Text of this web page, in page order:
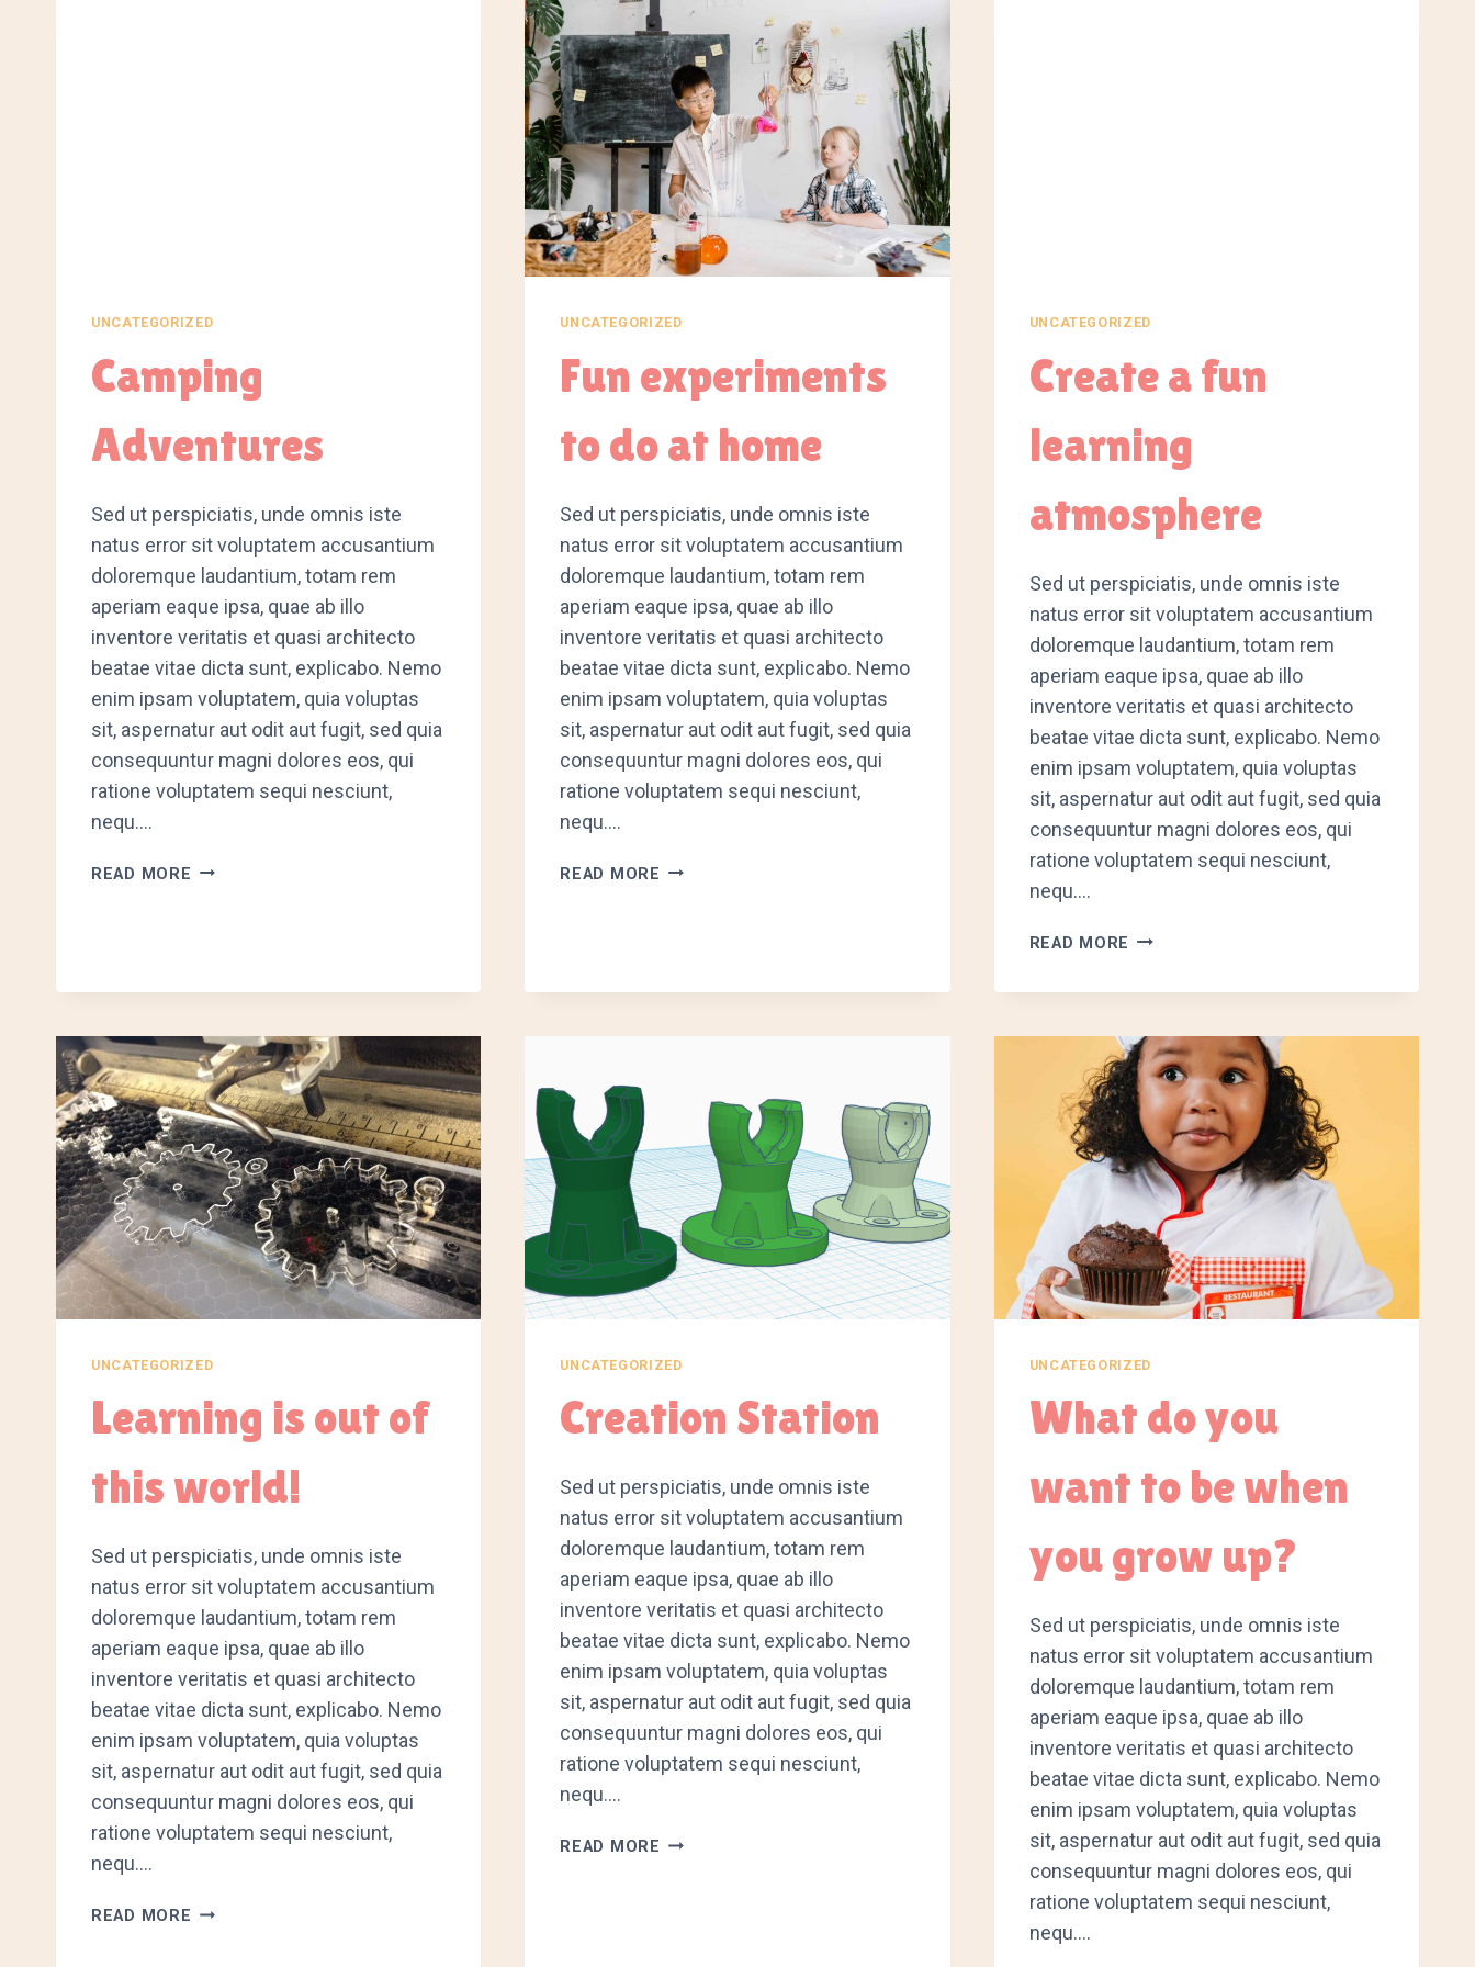
UNCATEGORIZED
Camping
Adventures
Sed ut perspiciatis, unde omnis iste
natus error sit voluptatem accusantium
doloremque laudantium, totam rem
aperiam eaque ipsa, quae ab illo
inventore veritatis et quasi architecto
beatae vitae dicta sunt, explicabo. Nemo
enim ipsam voluptatem, quia voluptas
sit, aspernatur aut odit aut fugit, sed quia
consequuntur magni dolores eos, qui
ratione voluptatem sequi nesciunt,
nequ….
READ MORE CAMPING
UNCATEGORIZED
Fun experiments
to do at home
Sed ut perspiciatis, unde omnis iste
natus error sit voluptatem accusantium
doloremque laudantium, totam rem
aperiam eaque ipsa, quae ab illo
inventore veritatis et quasi architecto
beatae vitae dicta sunt, explicabo. Nemo
enim ipsam voluptatem, quia voluptas
sit, aspernatur aut odit aut fugit, sed quia
consequuntur magni dolores eos, qui
ratione voluptatem sequi nesciunt,
nequ….
READ MORE FUN
HOME
UNCATEGORIZED
Create a fun
learning
atmosphere
Sed ut perspiciatis, unde omnis iste
natus error sit voluptatem accusantium
doloremque laudantium, totam rem
aperiam eaque ipsa, quae ab illo
inventore veritatis et quasi architecto
beatae vitae dicta sunt, explicabo. Nemo
enim ipsam voluptatem, quia voluptas
sit, aspernatur aut odit aut fugit, sed quia
consequuntur magni dolores eos, qui
ratione voluptatem sequi nesciunt,
nequ….
READ MORE CREATE
FUN
ATMOSPHERE
UNCATEGORIZED
Learning is out of
this world!
Sed ut perspiciatis, unde omnis iste
natus error sit voluptatem accusantium
doloremque laudantium, totam rem
aperiam eaque ipsa, quae ab illo
inventore veritatis et quasi architecto
beatae vitae dicta sunt, explicabo. Nemo
enim ipsam voluptatem, quia voluptas
sit, aspernatur aut odit aut fugit, sed quia
consequuntur magni dolores eos, qui
ratione voluptatem sequi nesciunt,
nequ….
READ MORE LEARNING
UNCATEGORIZED
Creation Station
Sed ut perspiciatis, unde omnis iste
natus error sit voluptatem accusantium
doloremque laudantium, totam rem
aperiam eaque ipsa, quae ab illo
inventore veritatis et quasi architecto
beatae vitae dicta sunt, explicabo. Nemo
enim ipsam voluptatem, quia voluptas
sit, aspernatur aut odit aut fugit, sed quia
consequuntur magni dolores eos, qui
ratione voluptatem sequi nesciunt,
nequ….
READ MORE CREATION
UNCATEGORIZED
What do you
want to be when
you grow up?
Sed ut perspiciatis, unde omnis iste
natus error sit voluptatem accusantium
doloremque laudantium, totam rem
aperiam eaque ipsa, quae ab illo
inventore veritatis et quasi architecto
beatae vitae dicta sunt, explicabo. Nemo
enim ipsam voluptatem, quia voluptas
sit, aspernatur aut odit aut fugit, sed quia
consequuntur magni dolores eos, qui
ratione voluptatem sequi nesciunt,
nequ….